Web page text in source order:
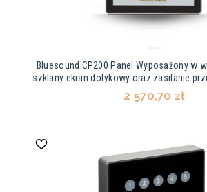
Bluesound CP200 Panel Wyposażony w
szklany ekran dotykowy oraz zasilanie
2 570,70 zł